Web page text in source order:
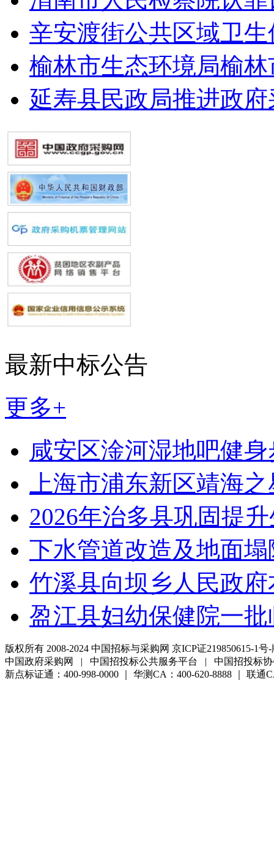
辛安渡街公共区域卫
榆林市生态环境局榆
延寿县民政局推进政
最新中标公告
更多+
咸安区淦河湿地吧健
上海市浦东新区靖海
2026年治多县巩固提
下水管道改造及地面
竹溪县向坝乡人民政
盈江县妇幼保健院一
版权所有 2008-2024 中国招标与采购网 京ICP证219850615-1号
中国政府采购网 | 中国招投标公共服务平台 | 中国招投标
新点标证通：400-998-0000 ｜ 华测CA：400-620-8888 ｜ 联通